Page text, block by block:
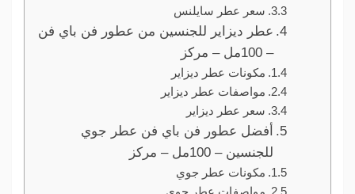
سعر عطر سايلنس
عطر ديزاير للجنسين من عطور فن باي فن
– 100مل – مركز
مكونات عطر ديزاير
مواصفات عطر ديزاير
سعر عطر ديزاير
أفضل عطور فن باي فن عطر جوي
للجنسين – 100مل – مركز
مكونات عطر جوي